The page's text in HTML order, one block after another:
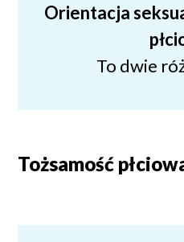
Orientacja
To dwie
Tożsamość